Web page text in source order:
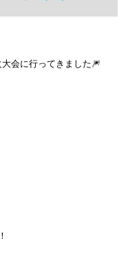
会に行ってきました🎆